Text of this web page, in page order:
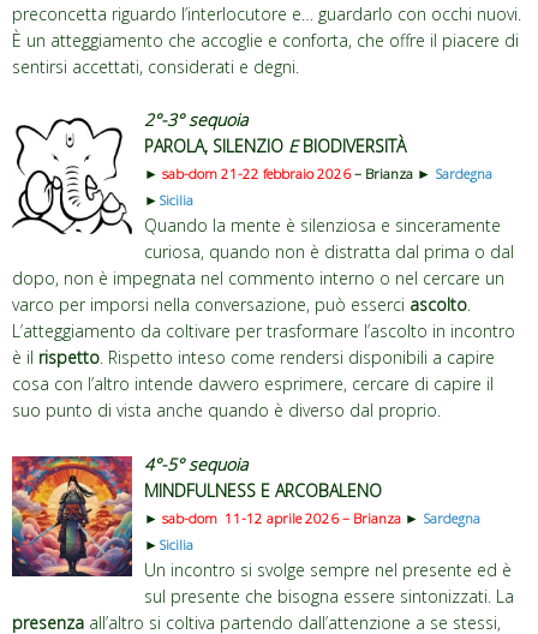
preconcetta riguardo l’interlocutore e… guardarlo con occhi nuovi.
È un atteggiamento che accoglie e conforta, che offre il piacere di
sentirsi accettati, considerati e degni.
2°-3° sequoia
PAROLA, SILENZIO EBIODIVERSITÀ
► sab-dom 21-22 febbraio 2026– Brianza ► Sardegna
► Sicilia
Quando la mente è silenziosa e sinceramente
curiosa, quando non è distratta dal prima o dal
dopo, non è impegnata nel commento interno o nel cercare un
varco per imporsi nella conversazione, può esserci ascolto.
L’atteggiamento da coltivare per trasformare l’ascolto in incontro
è il rispetto. Rispetto inteso come rendersi disponibili a capire
cosa con l’altro intende davvero esprimere, cercare di capire il
suo punto di vista anche quando è diverso dal proprio.
4°-5° sequoia
MINDFULNESS E ARCOBALENO
► sab-dom 11-12 aprile 2026 – Brianza ► Sardegna
► Sicilia
Un incontro si svolge sempre nel presente ed è
sul presente che bisogna essere sintonizzati. La
presenza all’altro si coltiva partendo dall’attenzione a se stessi,